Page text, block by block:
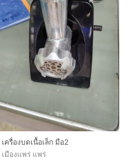
เครื่องบดเนื้อเล็ก มือ2
เมืองแพร่ แพร่